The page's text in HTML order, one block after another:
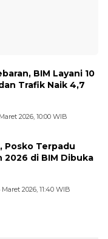
BIM Layani 10
Trafik Naik 4,7
2026, 10:00 WIB
Posko Terpadu
di BIM Dibuka
2026, 11:40 WIB